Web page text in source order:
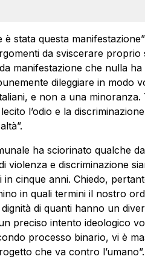
è stata questa
da sviscerare
manifestazione che nulla
dileggiare in modo
e non a una
l’odio e la
ha sciorinato qualche
violenza e discriminazione
cinque anni. Chiedo,
in quali termini il nostro
di quanti hanno un
preciso intento ideologico
processo binario, vi è
che va contro l’umano”.